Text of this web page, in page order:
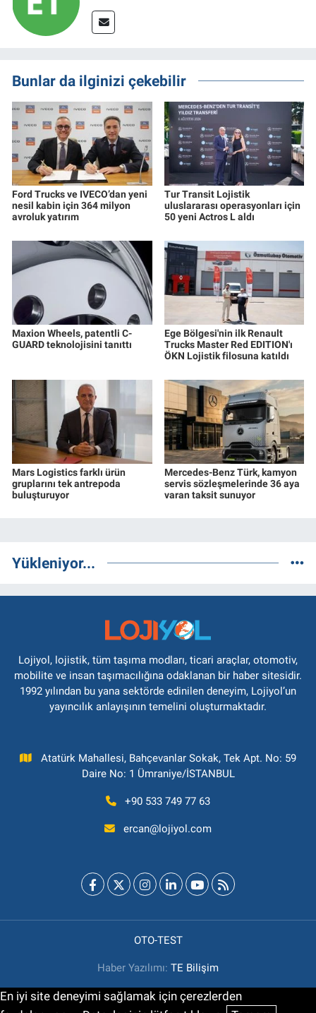
Bunlar da ilginizi çekebilir
Ford Trucks ve IVECO’dan yeni
nesil kabin için 364 milyon
avroluk yatırım
Tur Transit Lojistik
uluslararası operasyonları için
50 yeni Actros L aldı
Maxion Wheels, patentli C-
GUARD teknolojisini tanıttı
Ege Bölgesi'nin ilk Renault
Trucks Master Red EDITION'ı
ÖKN Lojistik filosuna katıldı
Mars Logistics farklı ürün
gruplarını tek antrepoda
buluşturuyor
Mercedes-Benz Türk, kamyon
servis sözleşmelerinde 36 aya
varan taksit sunuyor
Yükleniyor...
Lojiyol, lojistik, tüm taşıma modları, ticari araçlar, otomotiv,
mobilite ve insan taşımacılığına odaklanan bir haber sitesidir.
1992 yılından bu yana sektörde edinilen deneyim, Lojiyol’un
yayıncılık anlayışının temelini oluşturmaktadır.
Atatürk Mahallesi, Bahçevanlar Sokak, Tek Apt. No: 59
Daire No: 1 Ümraniye/İSTANBUL
+90 533 749 77 63
ercan@lojiyol.com
OTO-TEST
Haber Yazılımı: TE Bilişim
En iyi site deneyimi sağlamak için çerezlerden